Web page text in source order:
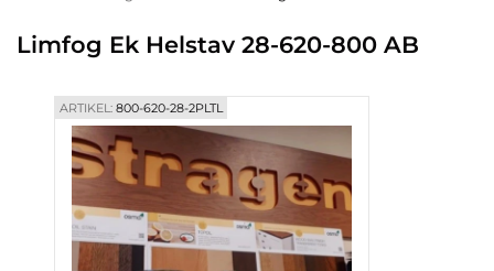
Om företaget
Kontakter
Limfog Ek Helstav 28-620-800 AB
ARTIKEL:800-620-28-2PLTL